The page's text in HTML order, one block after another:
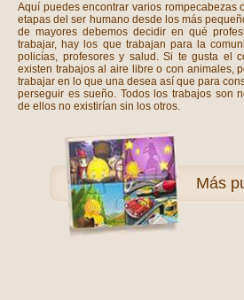
Aquí puedes encontrar varios rompecabezas
etapas del ser humano desde los más
de mayores debemos decidir en qué
trabajar, hay los que trabajan para la
policías, profesores y salud. Si te gusta el
existen trabajos al aire libre o con animales,
trabajar en lo que una desea así que para
perseguir es sueño. Todos los trabajos son
de ellos no existirían sin los otros.
Más